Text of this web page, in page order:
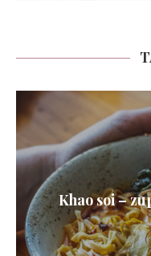
Khao soi –